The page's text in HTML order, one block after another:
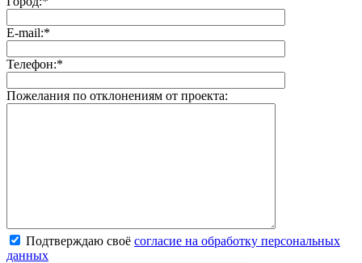
E-mail:*
Телефон:*
Пожелания по отклонениям от проекта:
Подтверждаю своё согласие на обработку персональных
данных